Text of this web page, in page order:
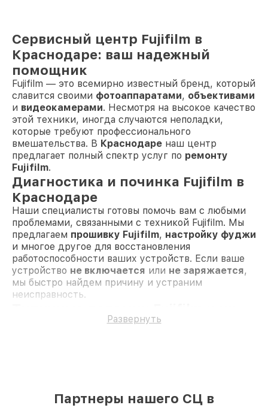
Сервисный центр Fujifilm в
Краснодаре: ваш надежный
помощник
Fujifilm — это всемирно известный бренд, который
славится своими фотоаппаратами, объективами
и видеокамерами. Несмотря на высокое качество
этой техники, иногда случаются неполадки,
которые требуют профессионального
вмешательства. В Краснодаре наш центр
предлагает полный спектр услуг по ремонту
Fujifilm.
Диагностика и починка Fujifilm в
Краснодаре
Наши специалисты готовы помочь вам с любыми
проблемами, связанными с техникой Fujifilm. Мы
предлагаем прошивку Fujifilm, настройку фуджи
и многое другое для восстановления
работоспособности ваших устройств. Если ваше
устройство не включается или не заряжается,
мы быстро найдем причину и устраним
неисправность.
Проблемы с прошивкой— обновим или
Развернуть
Партнеры нашего СЦ в